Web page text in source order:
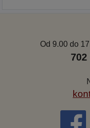
Od 9.00 do
702